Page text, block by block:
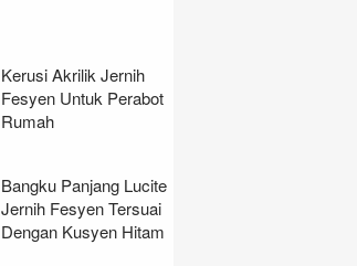
Kerusi Akrilik Jernih
Fesyen Untuk Perabot
Rumah
Bangku Panjang Lucite
Jernih Fesyen Tersuai
Dengan Kusyen Hitam